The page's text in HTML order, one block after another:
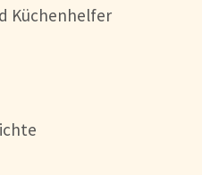
Küchenhelfer